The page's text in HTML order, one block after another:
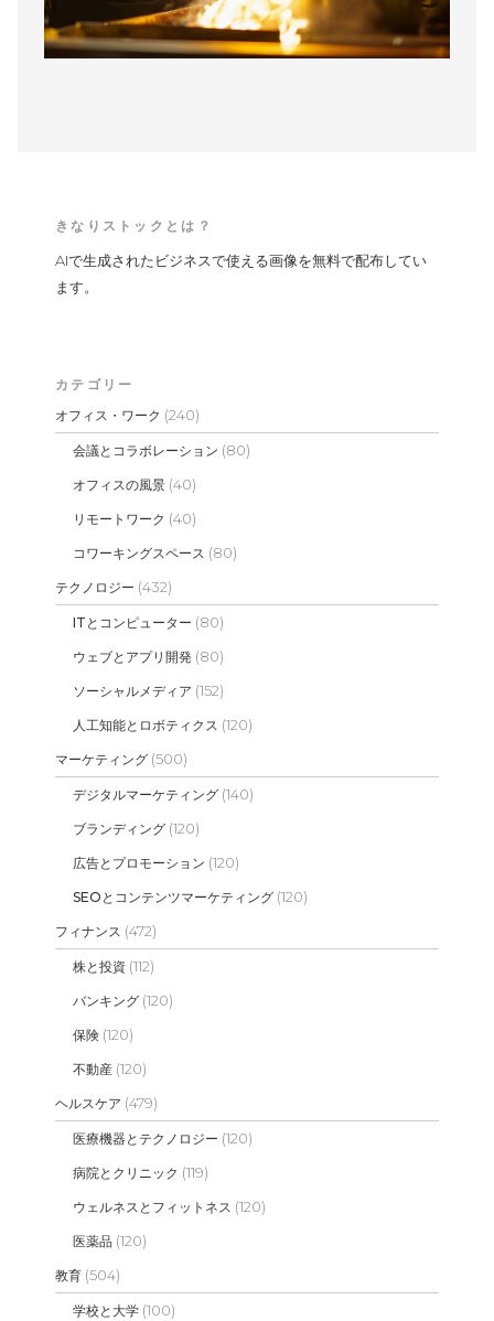
きなりストックとは？
AIで生成されたビジネスで使える画像を無料で配布してい
ます。
カテゴリー
オフィス・ワーク (240)
会議とコラボレーション (80)
オフィスの風景 (40)
リモートワーク (40)
コワーキングスペース (80)
テクノロジー (432)
ITとコンピューター (80)
ウェブとアプリ開発 (80)
ソーシャルメディア (152)
人工知能とロボティクス (120)
マーケティング (500)
デジタルマーケティング (140)
ブランディング (120)
広告とプロモーション (120)
SEOとコンテンツマーケティング (120)
フィナンス (472)
株と投資 (112)
バンキング (120)
保険 (120)
不動産 (120)
ヘルスケア (479)
医療機器とテクノロジー (120)
病院とクリニック (119)
ウェルネスとフィットネス (120)
医薬品 (120)
教育 (504)
学校と大学 (100)